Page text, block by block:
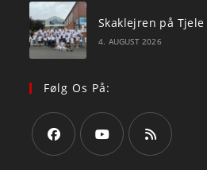
Skaklejren på
4. AUGUST 2026
Følg Os På: